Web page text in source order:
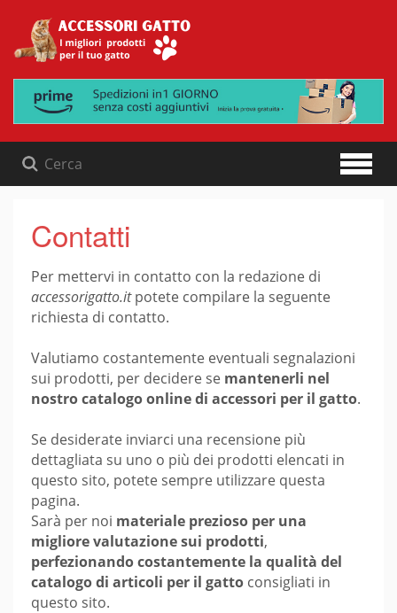
content
Contatti
Per mettervi in contatto con la redazione di
accessorigatto.itpotete compilare la seguente
richiesta di contatto.
Valutiamo costantemente eventuali segnalazioni
sui prodotti, per decidere se mantenerli nel
nostro catalogo online di accessori per il gatto.
Se desiderate inviarci una recensione più
dettagliata su uno o più dei prodotti elencati in
questo sito, potete sempre utilizzare questa
pagina.
Sarà per noi materiale prezioso per una
migliore valutazione sui prodotti,
perfezionando costantemente la qualità del
catalogo di articoli per il gatto consigliati in
questo sito.